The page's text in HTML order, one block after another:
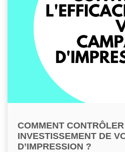
COMMENT
INVESTISSEMENT DE
D’IMPRESSION ?